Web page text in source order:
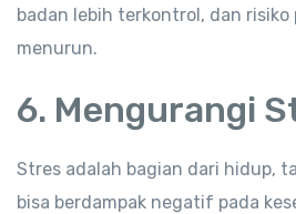
badan lebih terkontrol, dan risiko
menurun.
6. Mengurangi
Stres adalah bagian dari hidup,
bisa berdampak negatif pada